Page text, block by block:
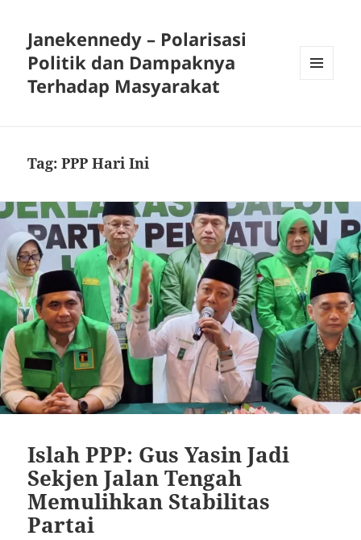
Janekennedy – Polarisasi
Politik dan Dampaknya
Terhadap Masyarakat
Tag:PPP Hari Ini
Islah PPP: Gus Yasin Jadi
Sekjen Jalan Tengah
Memulihkan Stabilitas
Partai